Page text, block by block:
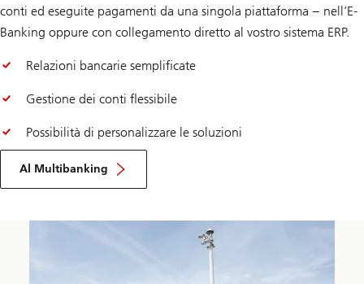
conti ed eseguite pagamenti da una singola piattaforma − nell’E-
Banking oppure con collegamento diretto al vostro sistema ERP.
Relazioni bancarie semplificate
Gestione dei conti flessibile
Possibilità di personalizzare le soluzioni
Al Multibanking